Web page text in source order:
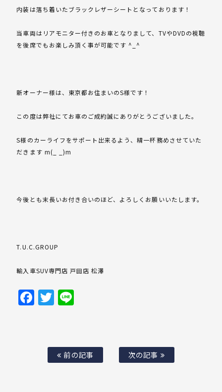
内装は落ち着いたブラックレザーシートとなっております！
当車両はリアモニター付きのお車となりまして、TVやDVDの視聴
を後席でもお楽しみ頂く事が可能です ^_^
新オーナー様は、東京都お住まいのS様です！
この度は弊社にてお車のご成約誠にありがとうございました。
S様のカーライフをサポート出来るよう、精一杯務めさせていた
だきます m(_ _)m
今後とも末長いお付き合いのほど、よろしくお願いいたします。
T.U.C.GROUP
輸入車SUV専門店 戸田店 松澤
Facebook
Twitter
前の記事 次の記事